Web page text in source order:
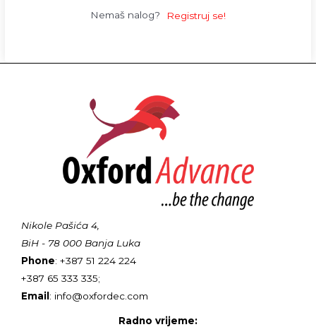
Nemaš nalog? Registruj se!
Nikole Pašića 4,
BiH - 78 000 Banja Luka
Phone: +387 51 224 224
+387 65 333 335;
Email: info@oxfordec.com
Radno vrijeme: